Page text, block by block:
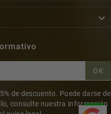

OK
de descuento. Puede darse de
consulte nuestra información